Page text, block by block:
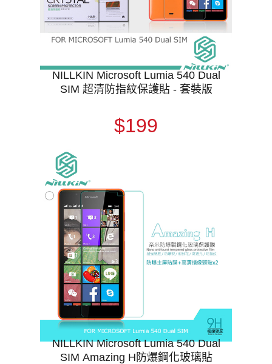
NILLKIN Microsoft Lumia 540 Dual
SIM 超清防指紋保護貼 - 套裝版
$199
NILLKIN Microsoft Lumia 540 Dual
SIM Amazing H防爆鋼化玻璃貼